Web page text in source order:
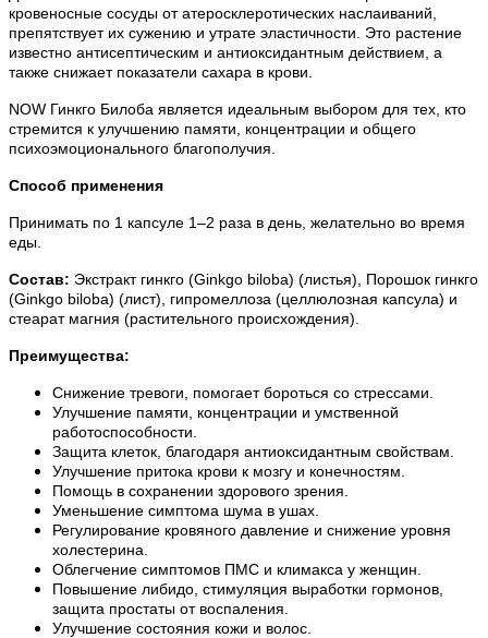
кровеносные сосуды от атеросклеротических наслаиваний,
препятствует их сужению и утрате эластичности. Это растение
известно антисептическим и антиоксидантным действием, а
также снижает показатели сахара в крови.
NOW Гинкго Билоба является идеальным выбором для тех, кто
стремится к улучшению памяти, концентрации и общего
психоэмоционального благополучия.
Способ применения
Принимать по 1 капсуле 1–2 раза в день, желательно во время
еды.
Состав: Экстракт гинкго (Ginkgo biloba) (листья), Порошок гинкго
(Ginkgo biloba) (лист), гипромеллоза (целлюлозная капсула) и
стеарат магния (растительного происхождения).
Преимущества:
Снижение тревоги, помогает бороться со стрессами.
Улучшение памяти, концентрации и умственной
работоспособности.
Защита клеток, благодаря антиоксидантным свойствам.
Улучшение притока крови к мозгу и конечностям.
Помощь в сохранении здорового зрения.
Уменьшение симптома шума в ушах.
Регулирование кровяного давление и снижение уровня
холестерина.
Облегчение симптомов ПМС и климакса у женщин.
Повышение либидо, стимуляция выработки гормонов,
защита простаты от воспаления.
Улучшение состояния кожи и волос.